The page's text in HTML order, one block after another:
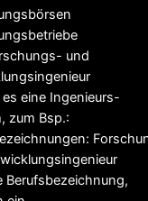
und
eine Ingenieurs-
zum Bsp.:
Berufsbezeichnung,